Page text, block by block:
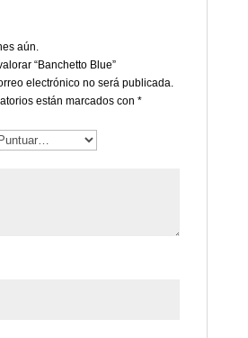
aún.
“Banchetto Blue”
electrónico no será publicada.
están marcados con *